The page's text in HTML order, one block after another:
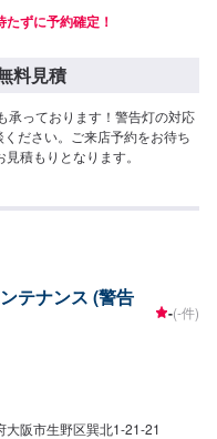
たずに予約確定！
料見積
承っております！警告灯の対応
ださい。ご来店予約をお待ち
積もりとなります。
テナンス (警告
-(-件)
大阪市生野区巽北1-21-21